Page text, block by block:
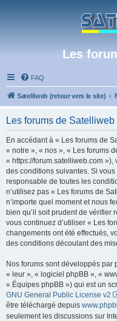
Les
FAQ
Satelliweb (retour vers le site)
Les forums de
En accédant à « Les forums de
« notre », « nos », « Les forums
« https://forum.satelliweb.com
des conditions suivantes. Si vous
responsable de toutes les
n’utilisez pas « Les forums de
n’importe quel moment et nous
bien qu’il soit prudent de vérifier
vous continuez d’utiliser « Les
changements ont été effectués,
des conditions découlant des
Nos forums sont développés par
« leur », « logiciel phpBB », «
« Équipes phpBB ») qui est un
GNU General Public License v2
être téléchargé depuis
seulement les discussions sur